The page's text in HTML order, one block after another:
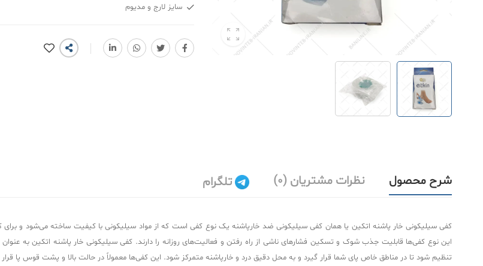
سایز لارج و مدیوم
شرح محصول نظرات مشتریان (0) تلگرام
کفی سیلیکونی خار پاشنه اتکین یا همان کفی سیلیکونی ضد خارپاشنه یک نوع کفی است که از مواد سیلیکونی با کیفیت ساخته می‌شود و
این نوع کفی‌ها قابلیت جذب شوک و تسکین فشارهای ناشی از راه رفتن و فعالیت‌های روزانه را دارند. کفی سیلیکونی خار پاشنه اتکین به
تنظیم شود تا در مناطق خاص پای شما قرار گیرد و به محل دقیق درد و خارپاشنه متمرکز شود. این کفی‌ها معمولاً در حالت بالا و پشت قوس پا قرار